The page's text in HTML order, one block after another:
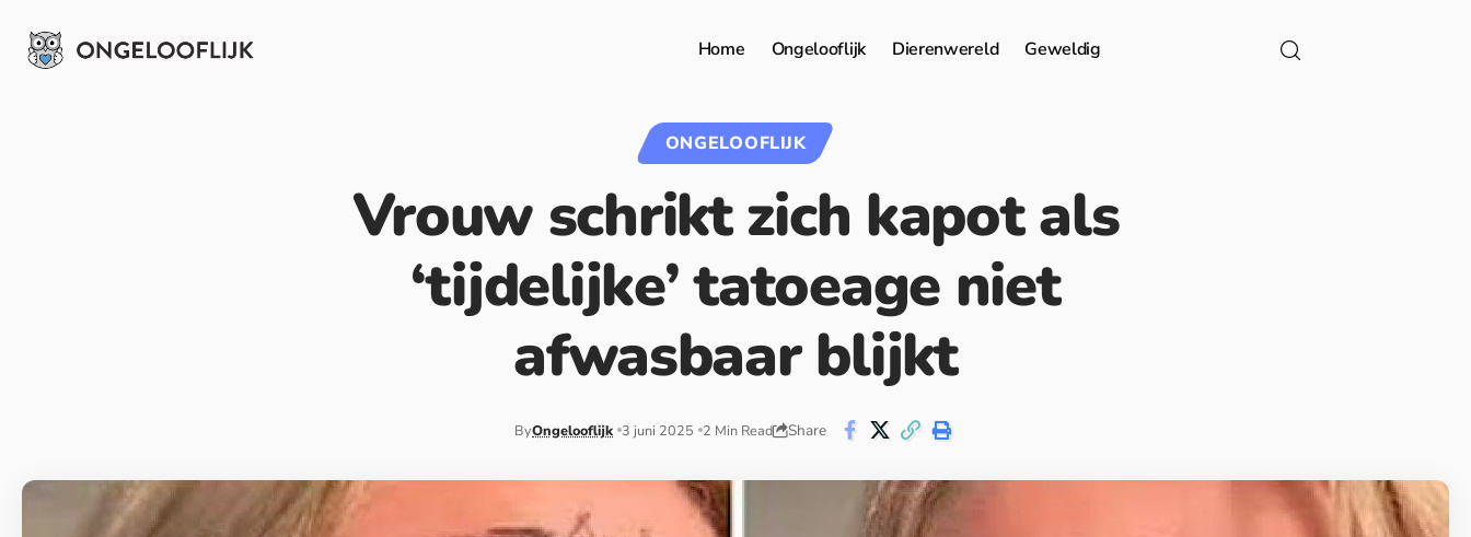
Home Ongelooflijk Dierenwereld Geweldig
ONGELOOFLIJK
Vrouw schrikt zich kapot als
‘tijdelijke’ tatoeage niet
afwasbaar blijkt
ByOngelooflijk 3 juni 2025 2 Min Read Share